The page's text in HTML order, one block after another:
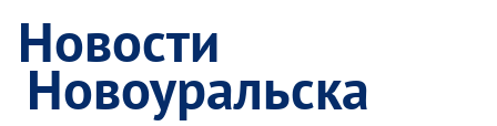
Новости
Новоуральска